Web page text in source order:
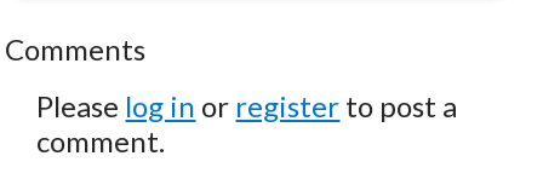
Comments
Please log in or register to post a
comment.